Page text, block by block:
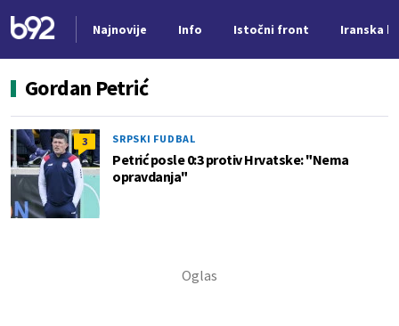
Najnovije Info Istočni front Iranska
Gordan Petrić
3 SRPSKI FUDBAL
Petrić posle 0:3 protiv Hrvatske: "Nema
opravdanja"